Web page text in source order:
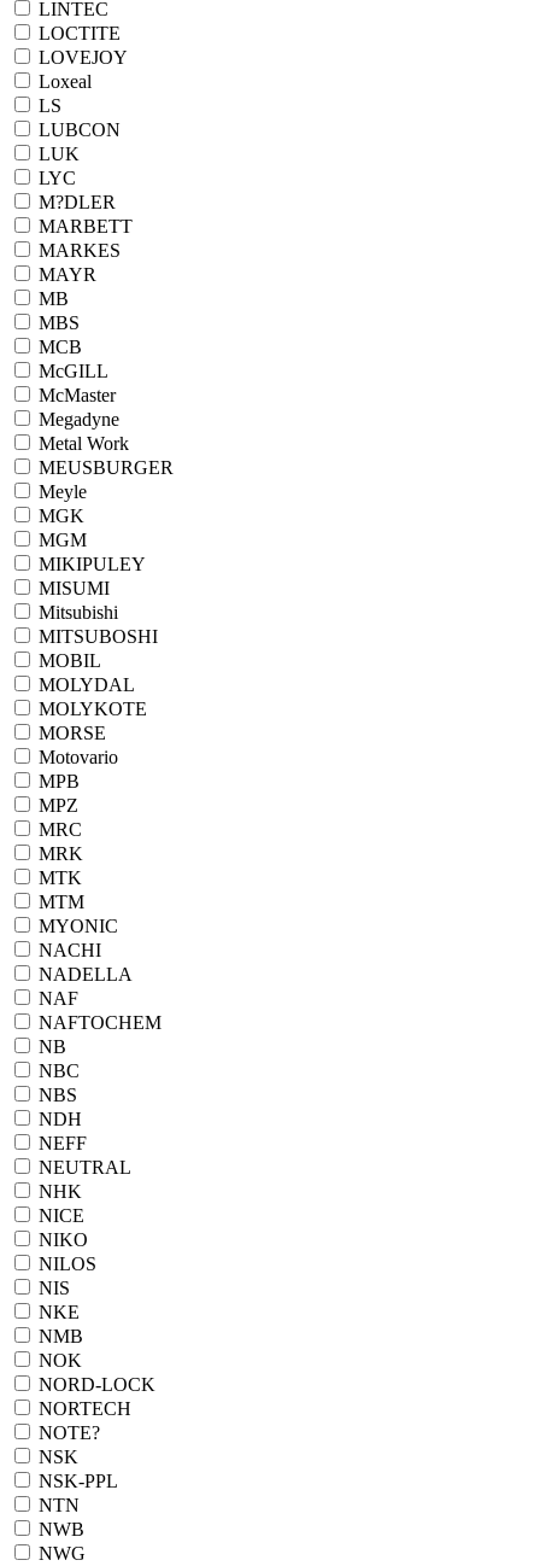
LINTEC
LOCTITE
LOVEJOY
Loxeal
LS
LUBCON
LUK
LYC
M?DLER
MARBETT
MARKES
MAYR
MB
MBS
MCB
McGILL
McMaster
Megadyne
Metal Work
MEUSBURGER
Meyle
MGK
MGM
MIKIPULEY
MISUMI
Mitsubishi
MITSUBOSHI
MOBIL
MOLYDAL
MOLYKOTE
MORSE
Motovario
MPB
MPZ
MRC
MRK
MTK
MTM
MYONIC
NACHI
NADELLA
NAF
NAFTOCHEM
NB
NBC
NBS
NDH
NEFF
NEUTRAL
NHK
NICE
NIKO
NILOS
NIS
NKE
NMB
NOK
NORD-LOCK
NORTECH
NOTE?
NSK
NSK-PPL
NTN
NWB
NWG